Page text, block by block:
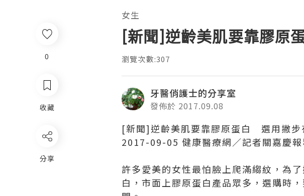
女生
[新聞]逆齡美肌要靠膠
瀏覽次數:307
牙醫俏護士的分享室
發佈於 2017.09.08
[新聞]逆齡美肌要靠膠原蛋白 選用撇步
2017-09-05 健康醫療網／記者關嘉慶報
許多愛美的女性最怕臉上爬滿縐紋，為
白，市面上膠原蛋白產品眾多，選購時
0
收藏
分享